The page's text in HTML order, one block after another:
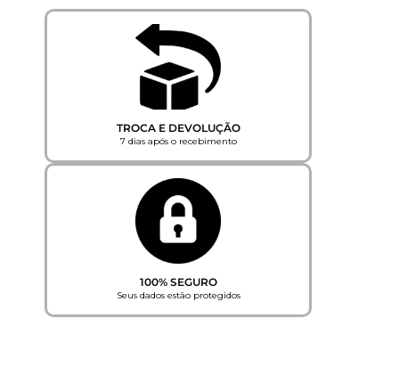
TROCA E DEVOLUÇÃO
7 dias após o recebimento
100% SEGURO
Seus dados estão protegidos